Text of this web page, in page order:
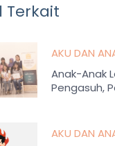
Terkait
AKU DAN
Anak-Anak
Pengasuh,
AKU DAN